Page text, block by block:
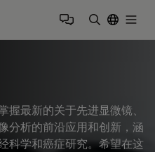
最新的关于先进显微镜、
分析的前沿应用和创新，涵
科学和癌症研究。希望在这